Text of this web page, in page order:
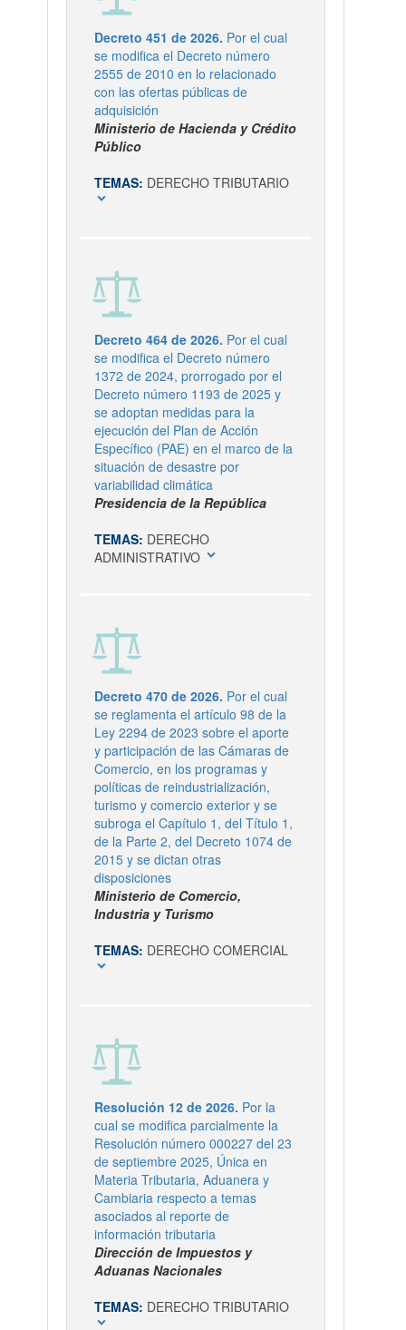
Decreto 451 de 2026. Por el cual
se modifica el Decreto número
2555 de 2010 en lo relacionado
con las ofertas públicas de
adquisición
Ministerio de Hacienda y Crédito
Público
TEMAS: DERECHO TRIBUTARIO
expand_more
Decreto 464 de 2026. Por el cual
se modifica el Decreto número
1372 de 2024, prorrogado por el
Decreto número 1193 de 2025 y
se adoptan medidas para la
ejecución del Plan de Acción
Específico (PAE) en el marco de la
situación de desastre por
variabilidad climática
Presidencia de la República
TEMAS: DERECHO
ADMINISTRATIVO expand_more
Decreto 470 de 2026. Por el cual
se reglamenta el artículo 98 de la
Ley 2294 de 2023 sobre el aporte
y participación de las Cámaras de
Comercio, en los programas y
políticas de reindustrialización,
turismo y comercio exterior y se
subroga el Capítulo 1, del Título 1,
de la Parte 2, del Decreto 1074 de
2015 y se dictan otras
disposiciones
Ministerio de Comercio,
Industria y Turismo
TEMAS: DERECHO COMERCIAL
expand_more
Resolución 12 de 2026. Por la
cual se modifica parcialmente la
Resolución número 000227 del 23
de septiembre 2025, Única en
Materia Tributaria, Aduanera y
Cambiaria respecto a temas
asociados al reporte de
información tributaria
Dirección de Impuestos y
Aduanas Nacionales
TEMAS: DERECHO TRIBUTARIO
expand_more